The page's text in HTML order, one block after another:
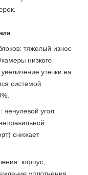
:
тяжелый износ
низкого
утечки на
системой
угол
снижает
корпус,